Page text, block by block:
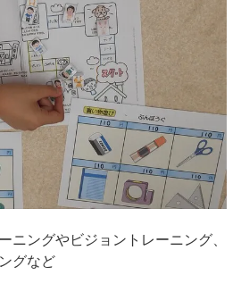
ニングやビジョントレーニング、
グなど